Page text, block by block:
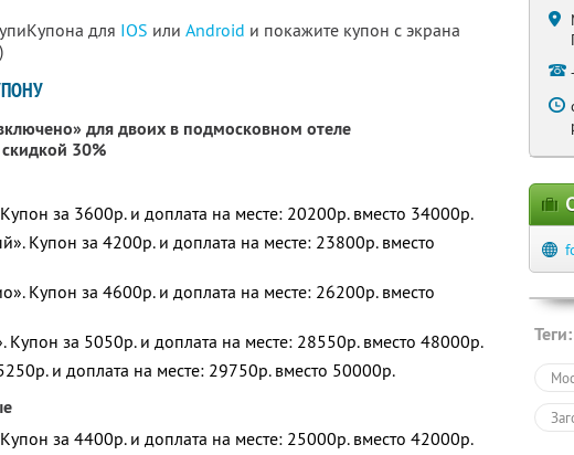
для IOS или Android и покажите купон с экрана
для двоих в подмосковном отеле
30%
за 3600р. и доплата на месте: 20200р. вместо 34000р.
Купон за 4200р. и доплата на месте: 23800р. вместо
Купон за 4600р. и доплата на месте: 26200р. вместо
за 5050р. и доплата на месте: 28550р. вместо 48000р.
и доплата на месте: 29750р. вместо 50000р.
за 4400р. и доплата на месте: 25000р. вместо 42000р.
Теги: